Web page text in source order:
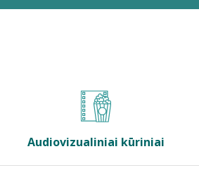
Audiovizualiniai kūriniai